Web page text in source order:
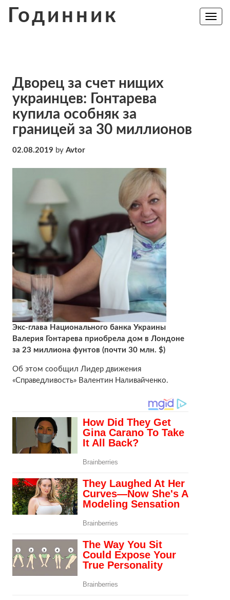
Годинник
Toggle
Дворец за счет нищих
украинцев: Гонтарева
купила особняк за
границей за 30 миллионов
02.08.2019 by Avtor
Экс-глава Национального банка Украины
Валерия Гонтарева приобрела дом в Лондоне
за 23 миллиона фунтов (почти 30 млн. $)
Об этом сообщил Лидер движения
«Справедливость» Валентин Наливайченко.